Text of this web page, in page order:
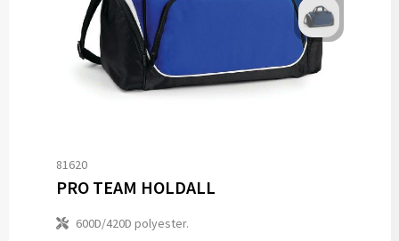
81620
PRO TEAM HOLDALL
600D/420D polyester.